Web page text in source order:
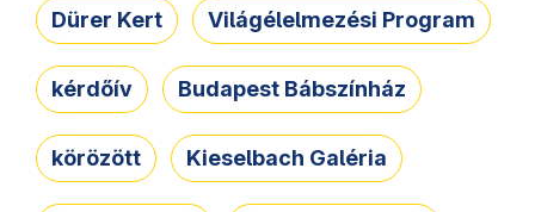
Dürer Kert Világélelmezési Program
kérdőív Budapest Bábszínház
körözött Kieselbach Galéria